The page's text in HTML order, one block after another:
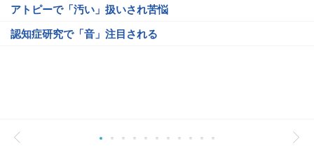
アトピーで「汚い」扱いされ苦悩
認知症研究で「音」注目される